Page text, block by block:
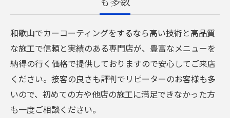
和歌山でカーコーティングをするなら高い技術と高品質
な施工で信頼と実績のある専門店が、豊富なメニューを
納得の行く価格で提供しておりますので安心してご来店
ください。接客の良さも評判でリピーターのお客様も多
いので、初めての方や他店の施工に満足できなかった方
も一度ご相談ください。